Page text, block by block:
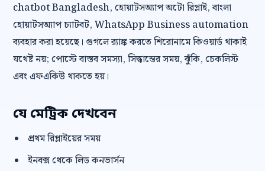
chatbot Bangladesh, হোয়াটসঅ্যাপ অটো রিপ্লাই, বাংলা
হোয়াটসঅ্যাপ চ্যাটবট, WhatsApp Business automation
ব্যবহার করা হয়েছে। গুগলে র‍্যাঙ্ক করতে শিরোনামে কিওয়ার্ড থাকাই
যথেষ্ট নয়; পোস্টে বাস্তব সমস্যা, সিদ্ধান্তের সময়, ঝুঁকি, চেকলিস্ট
এবং এফএকিউ থাকতে হয়।
যে মেট্রিক দেখবেন
প্রথম রিপ্লাইয়ের সময়
ইনবক্স থেকে লিড কনভার্সন